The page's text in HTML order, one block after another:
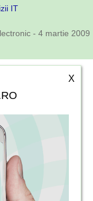
IT
- 4 martie 2009
X